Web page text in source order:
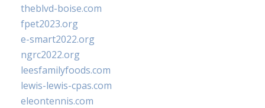
theblvd-boise.com
fpet2023.org
e-smart2022.org
ngrc2022.org
leesfamilyfoods.com
lewis-lewis-cpas.com
eleontennis.com